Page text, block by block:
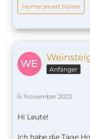
Home smart home
Anfänger
6. November 2022
Hi Leute!
Ich habe die Tage